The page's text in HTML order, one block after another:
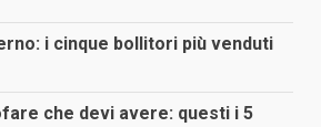
i cinque bollitori più venduti
che devi avere: questi i 5